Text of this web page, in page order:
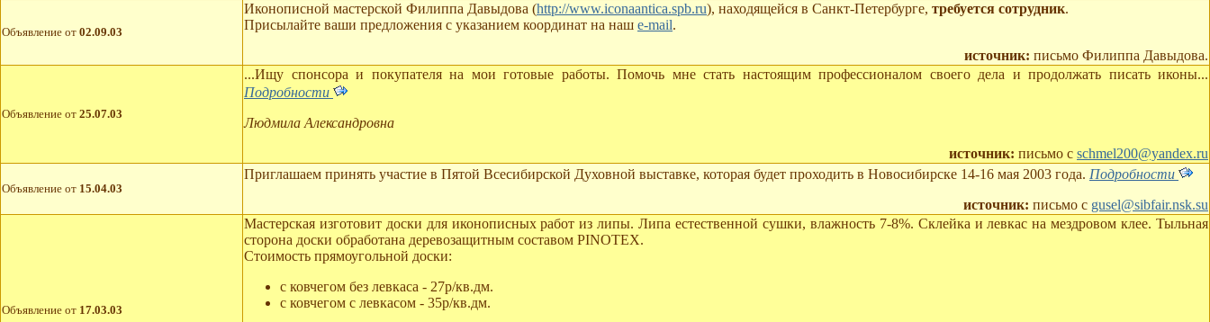
Объявление от 02.09.03
Иконописной мастерской Филиппа Давыдова (http://www.iconaantica.spb.ru), находящейся в Санкт-Петербурге, требуется сотрудник.
Присылайте ваши предложения с указанием коoрдинат на наш е-mail.
источник: письмо Филиппа Давыдова.
Объявление от 25.07.03
...Ищу спонсора и покупателя на мои готовые работы. Помочь мне стать настоящим профессионалом своего дела и продолжать писать иконы...
Подробности
Людмила Александровна
источник: письмо с schmel200@yandex.ru
Объявление от 15.04.03
Приглашаем принять участие в Пятой Всесибирской Духовной выставке, которая будет проходить в Новосибирске 14-16 мая 2003 года. Подробности
источник: письмо с gusel@sibfair.nsk.su
Объявление от 17.03.03
Мастерская изготовит доски для иконописных работ из липы. Липа естественной сушки, влажность 7-8%. Склейка и левкас на мездровом клее. Тыльная
сторона доски обработана деревозащитным составом PINOTEX.
Стоимость прямоугольной доски:
с ковчегом без левкаса - 27р/кв.дм.
с ковчегом с левкасом - 35р/кв.дм.